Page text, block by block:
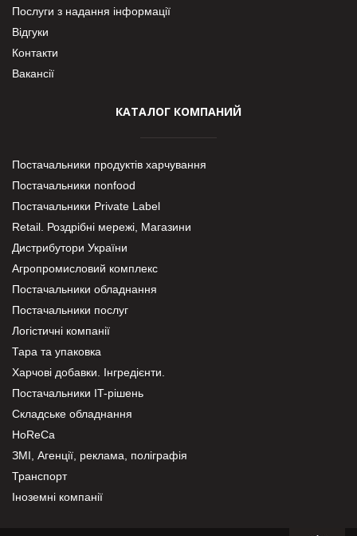
Послуги з надання інформації
Відгуки
Контакти
Вакансії
КАТАЛОГ КОМПАНИЙ
Постачальники продуктів харчування
Постачальники nonfood
Постачальники Private Label
Retail. Роздрібні мережі, Магазини
Дистрибутори України
Агропромисловий комплекс
Постачальники обладнання
Постачальники послуг
Логістичні компанії
Тара та упаковка
Харчові добавки. Інгредієнти.
Постачальники IT-рішень
Складське обладнання
HoReCa
ЗМІ, Агенції, реклама, поліграфія
Транспорт
Іноземні компанії